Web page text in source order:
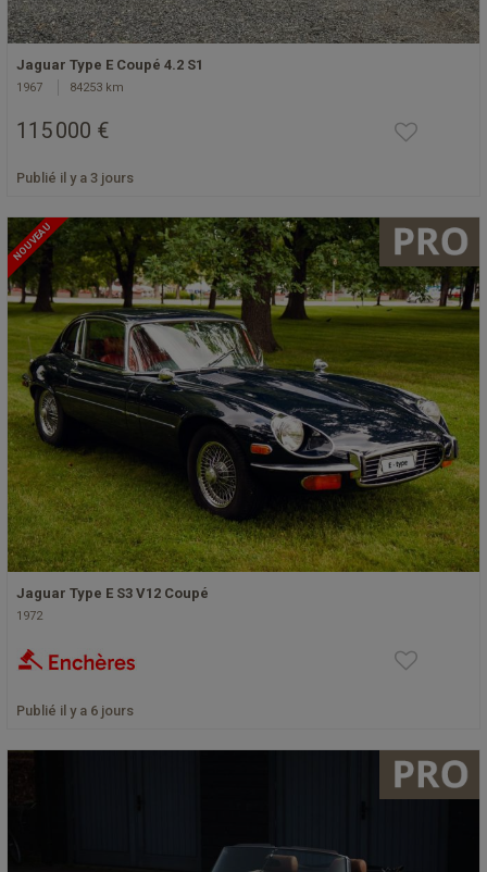
Jaguar Type E Coupé 4.2 S1
1967 84253 km
115 000 €
Publié il y a 3 jours
NOUVEAU
Jaguar Type E S3 V12 Coupé
1972
Publié il y a 6 jours